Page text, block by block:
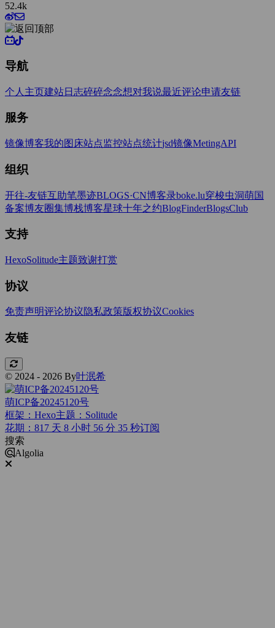
52.4k
导航
个人主页建站日志碎碎念念想对我说最近评论申请友链
服务
镜像博客我的图床站点监控站点统计jsd镜像MetingAPI
组织
开往-友链互助笔墨迹BLOGS·CN博客录boke.lu穿梭虫洞萌国
备案博友圈集博栈博客星球十年之约BlogFinderBlogsClub
支持
HexoSolitude主题致谢打赏
协议
免责声明评论协议隐私政策版权协议Cookies
友链
© 2024 - 2026 By叶泯希
萌ICP备20245120号
框架：Hexo主题：Solitude
花期：817 天 8 小时 56 分 36 秒订阅
搜索
Algolia